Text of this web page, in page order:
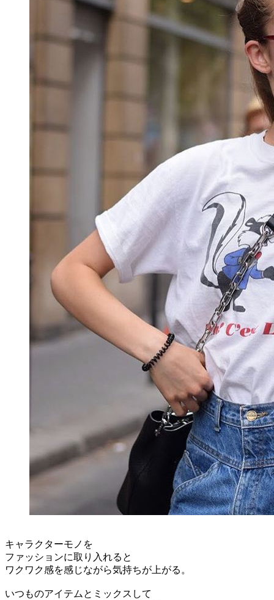
キャラクターモノを
ファッションに取り入れると
ワクワク感を感じながら気持ちが上がる。
いつものアイテムとミックスして